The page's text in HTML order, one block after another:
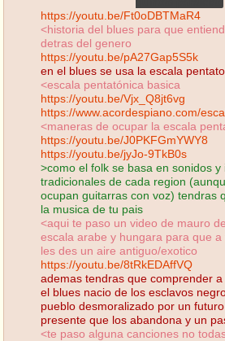
https://youtu.be/Ft0oDBTMaR4
<historia del blues para que
detras del genero
https://youtu.be/pA27Gap5S5k
en el blues se usa la escala
<escala pentatónica basica
https://youtu.be/Vjx_Q8jt6vg
https://www.acordespiano.com/
<maneras de ocupar la escala
https://youtu.be/J0PKFGmYWY8
https://youtu.be/jyJo-9TkB0s
>como el folk se basa en sonidos y
tradicionales de cada region
ocupan guitarras con voz) tendras
la musica de tu pais
<aqui te paso un video de mauro
escala arabe y hungara para que
les des un aire antiguo/exotico
https://youtu.be/8tRkEDAffVQ
ademas tendras que comprender
el blues nacio de los esclavos
pueblo desmoralizado por un
presente que los abandona y un
<te paso alguna canciones no